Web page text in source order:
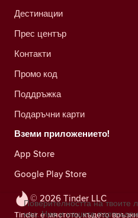
© 2026 Tinder LLC
Tinder е мястото, където
Дестинации
Прес център
Контакти
Промо код
Поддръжка
Подаръчни карти
Вземи приложението!
App Store
Google Play Store
Поверителността на твоите
нас. Ние и нашите